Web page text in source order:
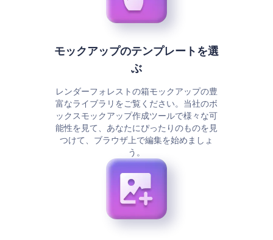
モックアップのテンプレートを選
ぶ
レンダーフォレストの箱モックアップの豊
富なライブラリをご覧ください。当社のボ
ックスモックアップ作成ツールで様々な可
能性を見て、あなたにぴったりのものを見
つけて、ブラウザ上で編集を始めましょ
う。